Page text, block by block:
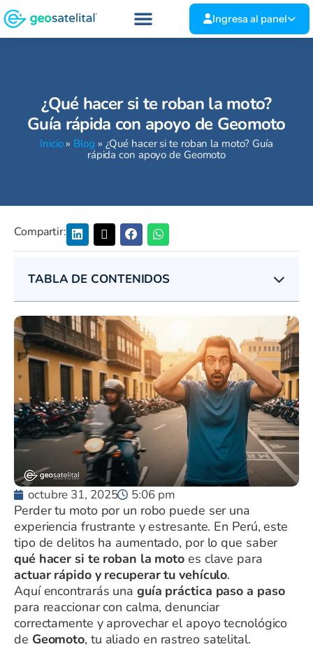
Ingresa al panel
¿Qué hacer si te roban la moto?
Guía rápida con apoyo de Geomoto
Inicio» Blog » ¿Qué hacer si te roban la moto? Guía
rápida con apoyo de Geomoto
Compartir:
TABLA DE CONTENIDOS
octubre 31, 2025 5:06 pm
Perder tu moto por un robo puede ser una
experiencia frustrante y estresante. En Perú, este
tipo de delitos ha aumentado, por lo que saber
qué hacer si te roban la moto es clave para
actuar rápido y recuperar tu vehículo.
Aquí encontrarás una guía práctica paso a paso
para reaccionar con calma, denunciar
correctamente y aprovechar el apoyo tecnológico
de Geomoto, tu aliado en rastreo satelital.